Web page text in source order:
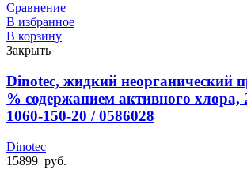
Сравнение
В избранное
В корзину
Закрыть
Dinotec, жидкий неорганический
% содержанием активного хлора,
1060-150-20 / 0586028
Dinotec
15899 руб.